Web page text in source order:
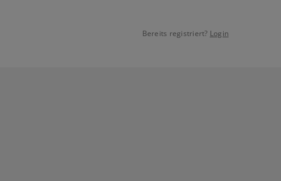
Bereits registriert? Login